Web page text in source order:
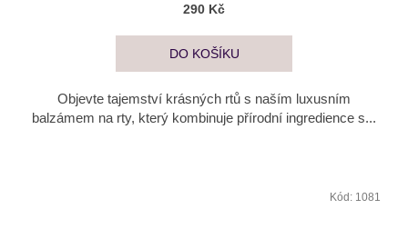
290 Kč
DO KOŠÍKU
Objevte tajemství krásných rtů s naším luxusním
balzámem na rty, který kombinuje přírodní ingredience s...
Kód: 1081